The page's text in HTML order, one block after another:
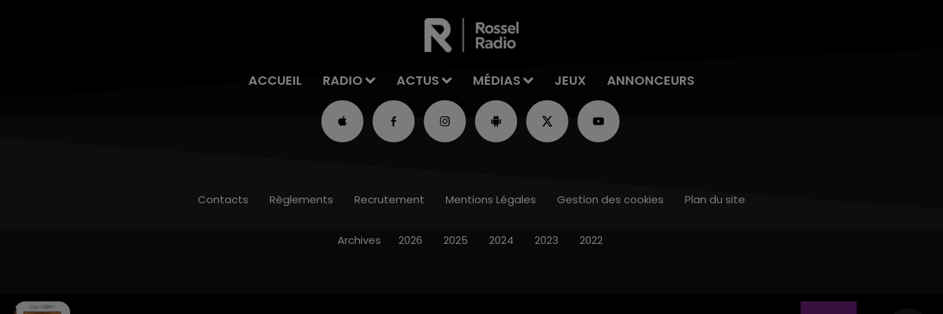
ACCUEIL RADIO ACTUS MÉDIAS JEUX ANNONCEURS
Contacts Règlements Recrutement Mentions Légales Gestion des cookies Plan du site
Archives 2026 2025 2024 2023 2022